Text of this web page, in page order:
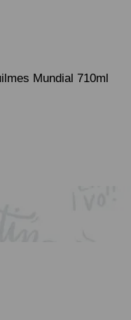
Mundial 710ml